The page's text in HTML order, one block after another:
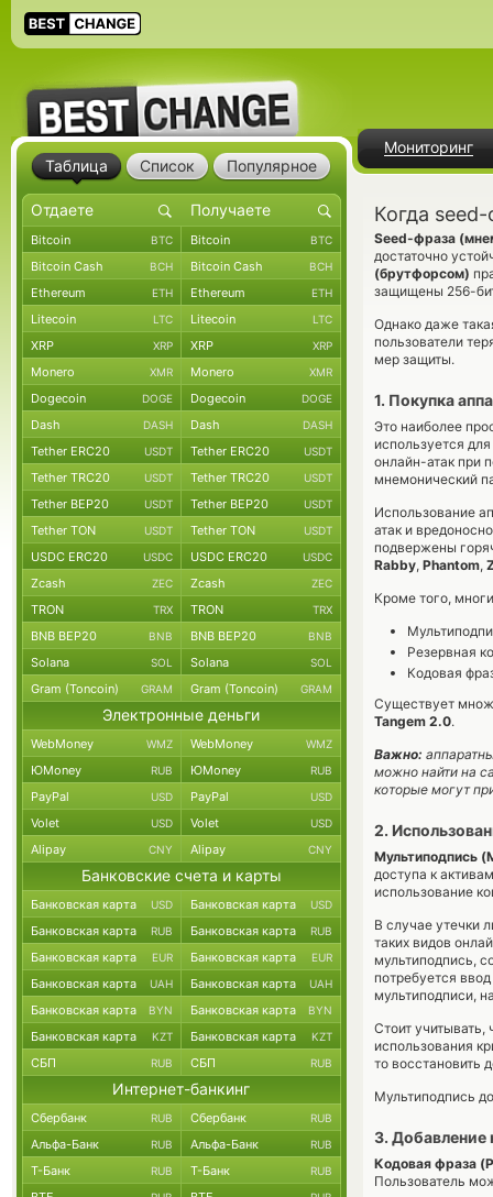
Мониторинг
Когда
Seed-фраза
достаточно
(брутфорсом)
защищены 256-
Однако даже
пользователи
мер защиты.
1. Покупка
Это наиболее
используется
онлайн-атак при
мнемонический
Использование
атак и
подвержены
Rabby, Phantom,
Кроме того,
Резервная
Кодовая
Существует
Tangem 2.0.
Важно:
можно найти на
которые могут
2.
Мультиподпись
доступа к
использование
В случае утечки
таких видов
мультиподпись,
потребуется
мультиподписи,
Стоит учитывать,
использования
то восстановить
Мультиподпись
3.
Кодовая фраза
Пользователь
Таблица Список Популярное
Bitcoin BTC Bitcoin BTC
Bitcoin Cash BCH Bitcoin Cash BCH
Ethereum ETH Ethereum ETH
Litecoin LTC Litecoin LTC
XRP XRP XRP XRP
Monero XMR Monero XMR
Dogecoin DOGE Dogecoin DOGE
Dash DASH Dash DASH
Tether ERC20 USDT Tether ERC20 USDT
Tether TRC20 USDT Tether TRC20 USDT
Tether BEP20 USDT Tether BEP20 USDT
Tether TON USDT Tether TON USDT
USDC ERC20 USDC USDC ERC20 USDC
Zcash ZEC Zcash ZEC
TRON TRX TRON TRX
BNB BEP20 BNB BNB BEP20 BNB
Solana SOL Solana SOL
Gram (Toncoin) GRAM Gram (Toncoin) GRAM
Электронные деньги
WebMoney WMZ WebMoney WMZ
ЮMoney RUB ЮMoney RUB
PayPal USD PayPal USD
Volet USD Volet USD
Alipay CNY Alipay CNY
Банковские счета и карты
Банковская карта USD Банковская карта USD
Банковская карта RUB Банковская карта RUB
Банковская карта EUR Банковская карта EUR
Банковская карта UAH Банковская карта UAH
Банковская карта BYN Банковская карта BYN
Банковская карта KZT Банковская карта KZT
СБП RUB СБП RUB
Интернет-банкинг
Сбербанк RUB Сбербанк RUB
Альфа-Банк RUB Альфа-Банк RUB
Т-Банк RUB Т-Банк RUB